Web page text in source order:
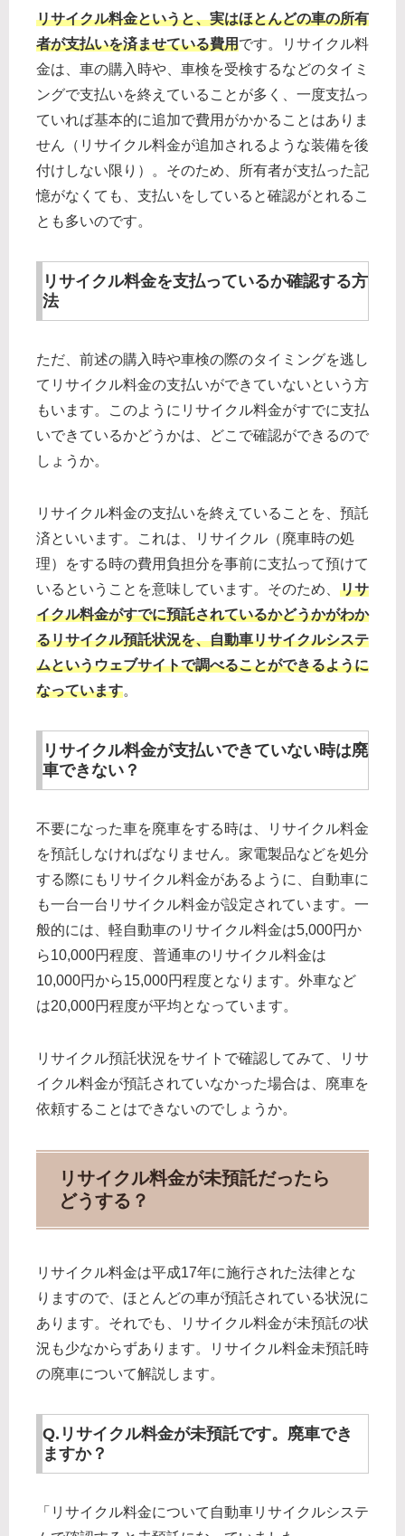
リサイクル料金というと、実はほとんどの車の所有
者が支払いを済ませている費用です。リサイクル料
金は、車の購入時や、車検を受検するなどのタイミ
ングで支払いを終えていることが多く、一度支払っ
ていれば基本的に追加で費用がかかることはありま
せん（リサイクル料金が追加されるような装備を後
付けしない限り）。そのため、所有者が支払った記
憶がなくても、支払いをしていると確認がとれるこ
とも多いのです。
リサイクル料金を支払っているか確認する方
法
ただ、前述の購入時や車検の際のタイミングを逃し
てリサイクル料金の支払いができていないという方
もいます。このようにリサイクル料金がすでに支払
いできているかどうかは、どこで確認ができるので
しょうか。
リサイクル料金の支払いを終えていることを、預託
済といいます。これは、リサイクル（廃車時の処
理）をする時の費用負担分を事前に支払って預けて
いるということを意味しています。そのため、 リサ
イクル料金がすでに預託されているかどうかがわか
るリサイクル預託状況を、自動車リサイクルシステ
ムというウェブサイトで調べることができるように
なっています。
リサイクル料金が支払いできていない時は廃
車できない？
不要になった車を廃車をする時は、リサイクル料金
を預託しなければなりません。家電製品などを処分
する際にもリサイクル料金があるように、自動車に
も一台一台リサイクル料金が設定されています。一
般的には、軽自動車のリサイクル料金は5,000円か
ら10,000円程度、普通車のリサイクル料金は
10,000円から15,000円程度となります。外車など
は20,000円程度が平均となっています。
リサイクル預託状況をサイトで確認してみて、リサ
イクル料金が預託されていなかった場合は、廃車を
依頼することはできないのでしょうか。
リサイクル料金が未預託だったら
どうする？
リサイクル料金は平成17年に施行された法律とな
りますので、ほとんどの車が預託されている状況に
あります。それでも、リサイクル料金が未預託の状
況も少なからずあります。リサイクル料金未預託時
の廃車について解説します。
Q.リサイクル料金が未預託です。廃車でき
ますか？
「リサイクル料金について自動車リサイクルシステ